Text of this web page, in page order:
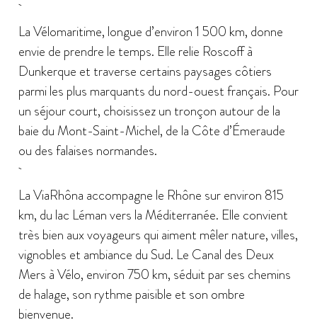
La Vélomaritime, longue d’environ 1 500 km, donne
envie de prendre le temps. Elle relie Roscoff à
Dunkerque et traverse certains paysages côtiers
parmi les plus marquants du nord-ouest français. Pour
un séjour court, choisissez un tronçon autour de la
baie du Mont-Saint-Michel, de la Côte d’Émeraude
ou des falaises normandes.
La ViaRhôna accompagne le Rhône sur environ 815
km, du lac Léman vers la Méditerranée. Elle convient
très bien aux voyageurs qui aiment mêler nature, villes,
vignobles et ambiance du Sud. Le Canal des Deux
Mers à Vélo, environ 750 km, séduit par ses chemins
de halage, son rythme paisible et son ombre
bienvenue.